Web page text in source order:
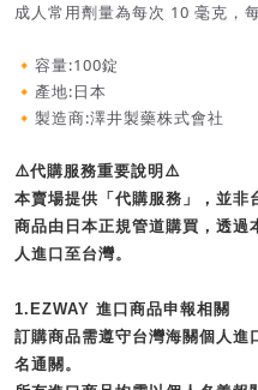
成人常用劑量為每次 10 毫克，
🔸容量:100錠
🔸產地:日本
🔸製造商:澤井製藥株式會社
⚠️代購服務重要說明⚠️
本賣場提供「代購服務」，並非
商品由日本正規管道購買，透過
人進口至台灣。
1.EZWAY 進口商品申報相關
訂購商品需遵守台灣海關個人
名通關。